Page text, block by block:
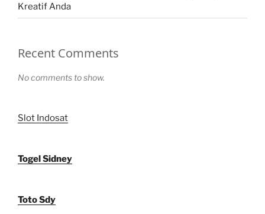
Kreatif Anda
Recent Comments
No comments to show.
Slot Indosat
Togel Sidney
Toto Sdy